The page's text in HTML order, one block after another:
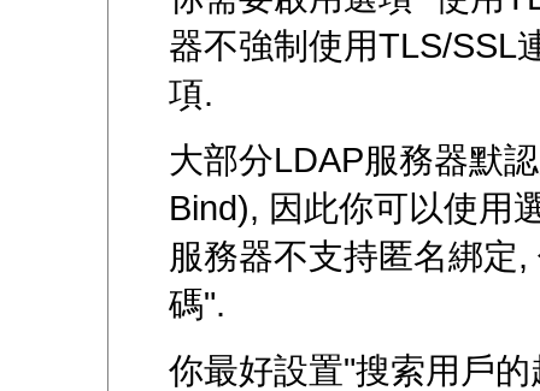
器不強制使用TLS/SSL
項.
大部分LDAP服務器默
Bind), 因此你可以使用
服務器不支持匿名綁定
碼".
你最好設置"搜索用戶